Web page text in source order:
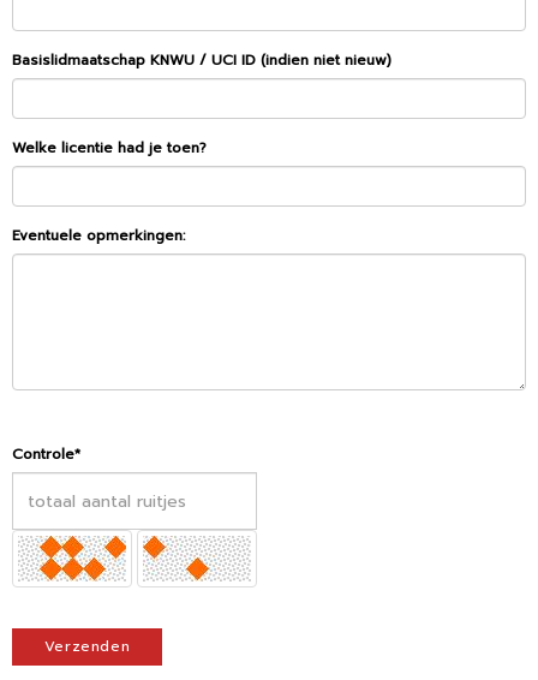
Basislidmaatschap KNWU / UCI ID (indien niet nieuw)
Welke licentie had je toen?
Eventuele opmerkingen:
Controle*
Verzenden